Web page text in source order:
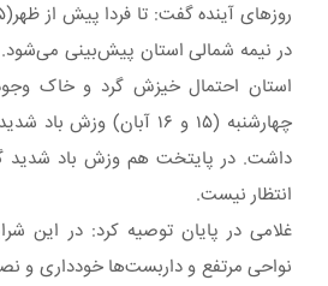
در نیمه شمالی استان پیش‌بینی
استان احتمال خیزش گرد و خاک
چهارشنبه (۱۵ و ۱۶ آبان)
داشت. در پایتخت هم وزش باد شدید
انتظار نیست.
غلامی در پایان توصیه کرد: در این
نواحی مرتفع و داربست‌ها خودداری و